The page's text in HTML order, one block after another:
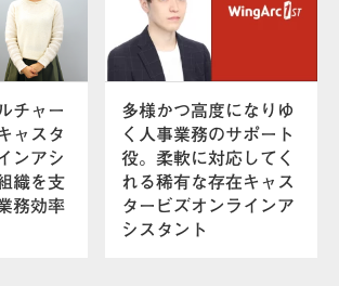
チャー
ャスタ
ンアシ
織を支
務効率
多様かつ高度になりゆ
く人事業務のサポート
役。柔軟に対応してく
れる稀有な存在キャス
タービズオンラインア
シスタント